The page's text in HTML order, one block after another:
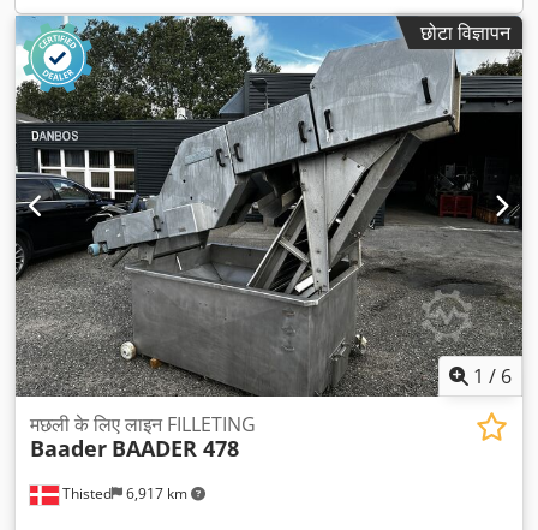
छोटा विज्ञापन
1 / 6
Thisted 6,917 km
मछली के लिए लाइन FILLETING
Baader BAADER 478